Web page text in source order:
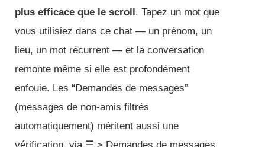
plus efficace que le scroll. Tapez un mot que
vous utilisiez dans ce chat — un prénom, un
lieu, un mot récurrent — et la conversation
remonte même si elle est profondément
enfouie. Les “Demandes de messages”
(messages de non-amis filtrés
automatiquement) méritent aussi une